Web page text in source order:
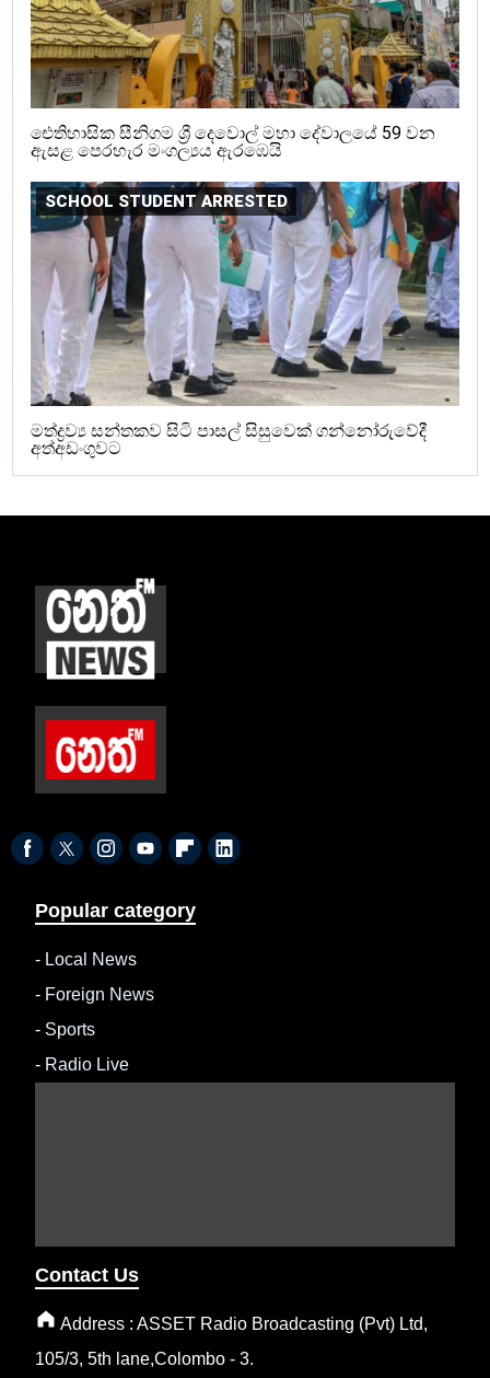
ඓතිහාසික සීනිගම ශ්‍රී දෙවොල් මහා දේවාලයේ 59 වන
ඇසළ පෙරහැර මංගල්‍යය ඇරඹෙයි
SCHOOL STUDENT ARRESTED
මත්ද්‍රව්‍ය සන්තකව සිටි පාසල් සිසුවෙක් ගන්නෝරුවේදී
අත්අඩංගුවට
Popular category
- Local News
- Foreign News
- Sports
- Radio Live
Contact Us
Address : ASSET Radio Broadcasting (Pvt) Ltd,
105/3, 5th lane,Colombo - 3.